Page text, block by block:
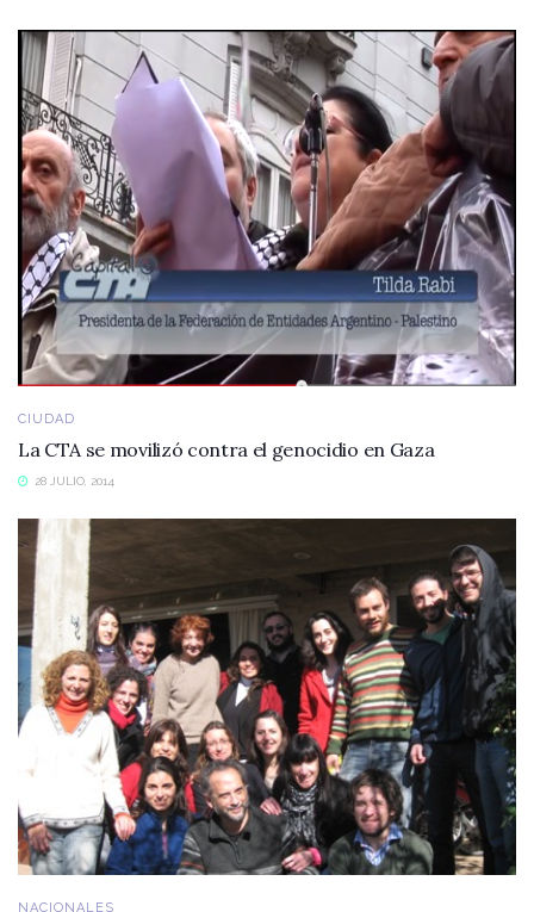
CIUDAD
La CTA se movilizó contra el genocidio en Gaza
28 JULIO, 2014
NACIONALES